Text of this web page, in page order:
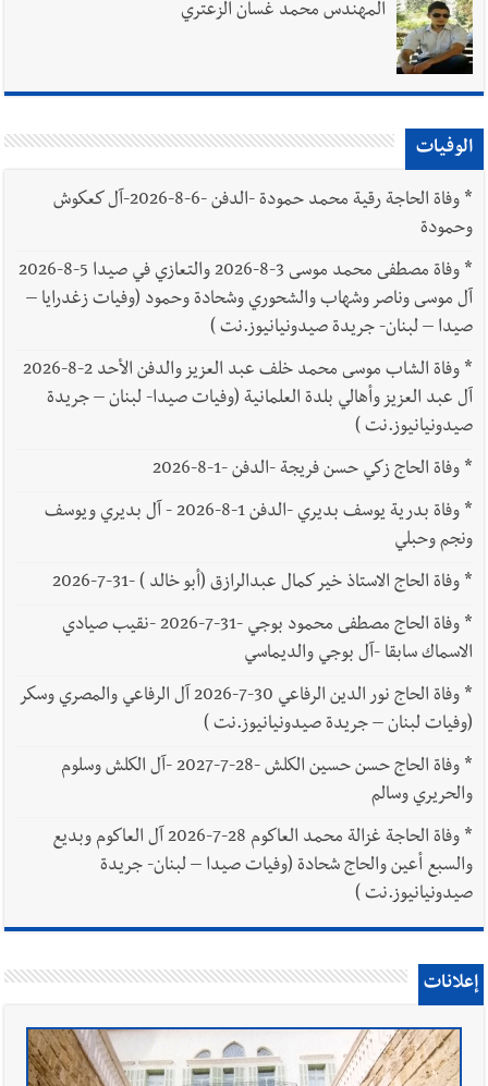
المهندس محمد غسان الزعتري
الوفيات
*
وفاة الحاجة رقية محمد حمودة -الدفن -6-8-2026-آل كعكوش
وحمودة
*
وفاة مصطفى محمد موسى 3-8-2026 والتعازي في صيدا 5-8-2026
آل موسى وناصر وشهاب والشحوري وشحادة وحمود (وفيات زغدرايا –
صيدا – لبنان- جريدة صيدونيانيوز.نت )
*
وفاة الشاب موسى محمد خلف عبد العزيز والدفن الأحد 2-8-2026
آل عبد العزيز وأهالي بلدة العلمانية (وفيات صيدا- لبنان – جريدة
صيدونيانيوز.نت )
*وفاة الحاج زكي حسن فريجة -الدفن -1-8-2026
*
وفاة بدرية يوسف بديري -الدفن 1-8-2026 - آل بديري ويوسف
ونجم وحبلي
*وفاة الحاج الاستاذ خير كمال عبدالرازق (أبو خالد ) -31-7-2026
*
وفاة الحاج مصطفى محمود بوجي -31-7-2026 -نقيب صيادي
الاسماك سابقا -آل بوجي والديماسي
*
وفاة الحاج نور الدين الرفاعي 30-7-2026 آل الرفاعي والمصري وسكر
(وفيات لبنان – جريدة صيدونيانيوز.نت )
*
وفاة الحاج حسن حسين الكلش -28-7-2027 -آل الكلش وسلوم
والحريري وسالم
*
وفاة الحاجة غزالة محمد العاكوم 28-7-2026 آل العاكوم وبديع
والسبع أعين والحاج شحادة (وفيات صيدا – لبنان- جريدة
صيدونيانيوز.نت )
إعلانات